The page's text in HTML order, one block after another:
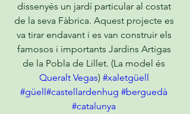
dissenyés un jardí particular al costat
de la seva Fàbrica. Aquest projecte es
va tirar endavant i es van construir els
famosos i importants Jardins Artigas
Queralt Vegas) #xaletgüell
#güell #castellardenhug #berguedà
#catalunya